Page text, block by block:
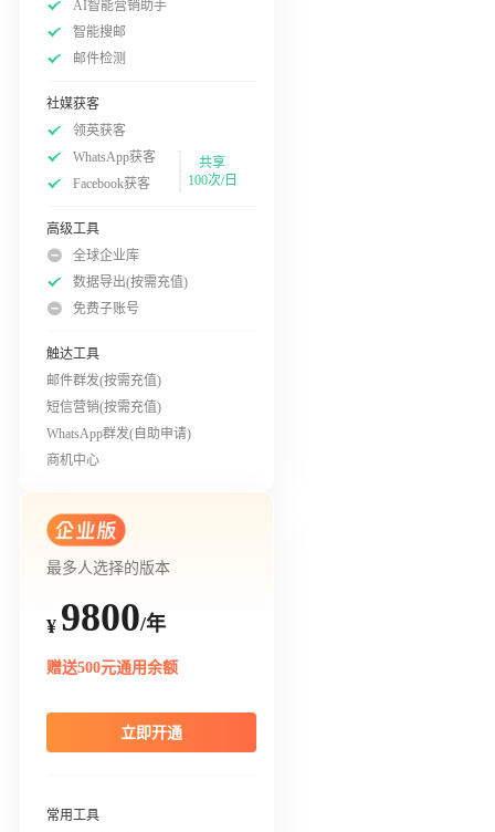
AI智能营销助手
智能搜邮
邮件检测
社媒获客
领英获客
WhatsApp获客
Facebook获客
共享
100次/日
高级工具
全球企业库
数据导出(按需充值)
免费子账号
触达工具
邮件群发(按需充值)
短信营销(按需充值)
WhatsApp群发(自助申请)
商机中心
最多人选择的版本
¥ 9800/年
赠送500元通用余额
立即开通
常用工具